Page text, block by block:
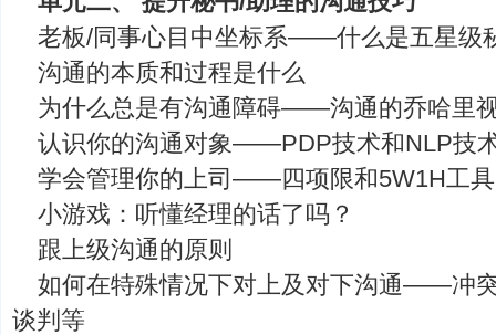
老板/同事心目中坐标系――什么是五星级
沟通的本质和过程是什么
为什么总是有沟通障碍——沟通的乔哈里
认识你的沟通对象——PDP技术和NLP技
学会管理你的上司——四项限和5W1H工
小游戏：听懂经理的话了吗？
跟上级沟通的原则
如何在特殊情况下对上及对下沟通——冲
谈判等